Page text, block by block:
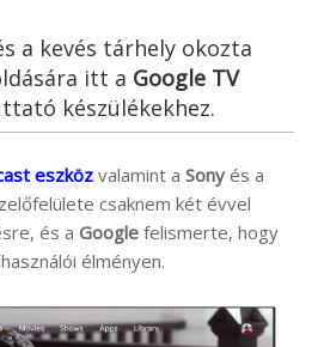
a kevés tárhely okozta
itt a Google TV
készülékekhez.
eszköz valamint a Sony és a
csaknem két évvel
és a Google felismerte, hogy
élményen.